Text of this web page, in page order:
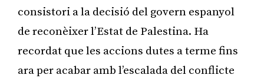
consistori a la decisió del govern espanyol
de reconèixer l’Estat de Palestina. Ha
recordat que les accions dutes a terme fins
ara per acabar amb l’escalada del conflicte